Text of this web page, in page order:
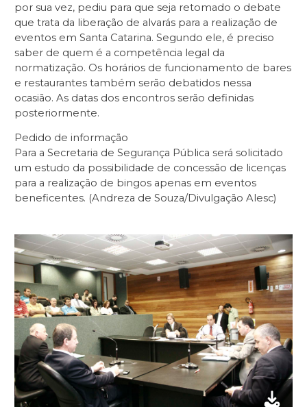
por sua vez, pediu para que seja retomado o debate
que trata da liberação de alvarás para a realização de
eventos em Santa Catarina. Segundo ele, é preciso
saber de quem é a competência legal da
normatização. Os horários de funcionamento de bares
e restaurantes também serão debatidos nessa
ocasião. As datas dos encontros serão definidas
posteriormente.
Pedido de informação
Para a Secretaria de Segurança Pública será solicitado
um estudo da possibilidade de concessão de licenças
para a realização de bingos apenas em eventos
beneficentes. (Andreza de Souza/Divulgação Alesc)